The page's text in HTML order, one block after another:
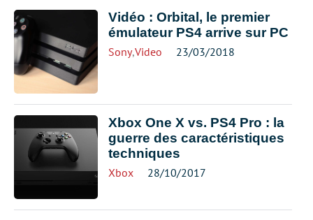
Vidéo : Orbital, le premier
émulateur PS4 arrive sur PC
Sony,Video 23/03/2018
Xbox One X vs. PS4 Pro : la
guerre des caractéristiques
techniques
Xbox 28/10/2017